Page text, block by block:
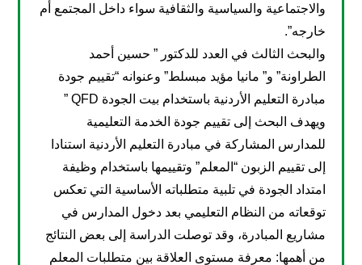
والاجتماعية والسياسية والثقافية سواء داخل المجتمع أم
خارجه”.
والبحث الثالث في العدد للدكتور ” حسين أحمد
الطراونة” و” مانيا مؤيد مبسلط” وعنوانه “تقييم جودة
مبادرة التعليم الأردنية باستخدام بيت الجودة QFD ”
ويهدف البحث إلى تقييم جودة الخدمة التعليمية
للمدارس المشاركة في مبادرة التعليم الأردنية استنادا
إلى تقييم الزبون “المعلم” وتقييمها باستخدام وظيفة
امتداد الجودة في تلبية متطلباته الأساسية التي تعكس
توقعاته من النظام التعليمي بعد دخول المدارس في
مشاريع المبادرة، وقد توصلت الدراسة إلى بعض النتائج
من أهمها: معرفة مستوى العلاقة بين متطلبات المعلم